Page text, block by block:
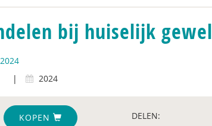
bij huiselijk
| 2024
KOPEN DELEN: